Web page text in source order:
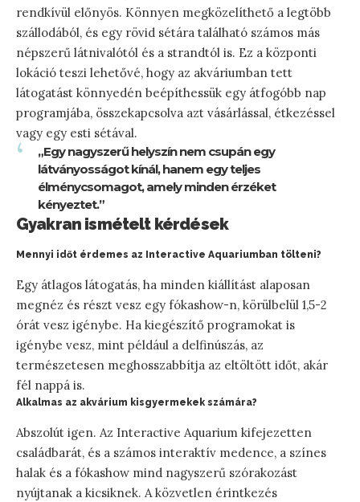
rendkívül előnyös. Könnyen megközelíthető a legtöbb
szállodából, és egy rövid sétára található számos más
népszerű látnivalótól és a strandtól is. Ez a központi
lokáció teszi lehetővé, hogy az akváriumban tett
látogatást könnyedén beépíthessük egy átfogóbb nap
programjába, összekapcsolva azt vásárlással, étkezéssel
vagy egy esti sétával.
„Egy nagyszerű helyszín nem csupán egy
látványosságot kínál, hanem egy teljes
élménycsomagot, amely minden érzéket
kényeztet.”
Gyakran ismételt kérdések
Mennyi időt érdemes az Interactive Aquariumban tölteni?
Egy átlagos látogatás, ha minden kiállítást alaposan
megnéz és részt vesz egy fókashow-n, körülbelül 1,5-2
órát vesz igénybe. Ha kiegészítő programokat is
igénybe vesz, mint például a delfinúszás, az
természetesen meghosszabbítja az eltöltött időt, akár
fél nappá is.
Alkalmas az akvárium kisgyermekek számára?
Abszolút igen. Az Interactive Aquarium kifejezetten
családbarát, és a számos interaktív medence, a színes
halak és a fókashow mind nagyszerű szórakozást
nyújtanak a kicsiknek. A közvetlen érintkezés